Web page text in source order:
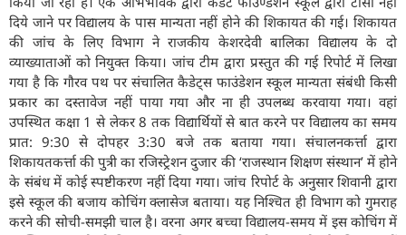
दिये जाने पर विद्यालय के पास मान्यता नहीं होने की शिकायत की गई। शिकायत
की जांच के लिए विभाग ने राजकीय केशरदेवी बालिका विद्यालय के दो
व्याख्याताओं को नियुक्त किया। जांच टीम द्वारा प्रस्तुत की गई रिपोर्ट में लिखा
गया है कि गौरव पथ पर संचालित कैडेट्स फाउंडेशन स्कूल मान्यता संबंधी किसी
प्रकार का दस्तावेज नहीं पाया गया और ना ही उपलब्ध करवाया गया। वहां
उपस्थित कक्षा 1 से लेकर 8 तक विद्यार्थियों से बात करने पर विद्यालय का समय
प्रात: 9:30 से दोपहर 3:30 बजे तक बताया गया। संचालनकर्त्ता द्वारा
शिकायतकर्त्ता की पुत्री का रजिस्ट्रेशन दुजार की ‘राजस्थान शिक्षण संस्थान’ में होने
के संबंध में काेई स्पष्टीकरण नहीं दिया गया। जांच रिपोर्ट के अनुसार शिवानी द्वारा
इसे स्कूल की बजाय कोचिंग क्लासेज बताया। यह निश्चित ही विभाग को गुमराह
करने की सोची-समझी चाल है। वरना अगर बच्चा विद्यालय-समय में इस कोचिंग में